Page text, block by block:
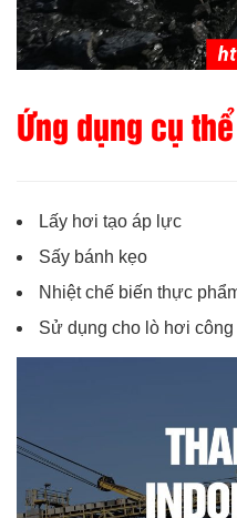
Ứng dụng cụ
Lấy hơi tạo áp lực
Sấy bánh kẹo
Nhiệt chế biến thực
Sử dụng cho lò hơi